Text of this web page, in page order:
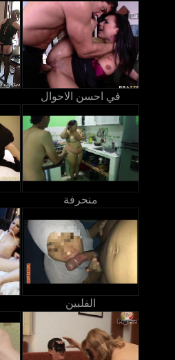
في احسن الاحوال
منحرفة
الفلبين